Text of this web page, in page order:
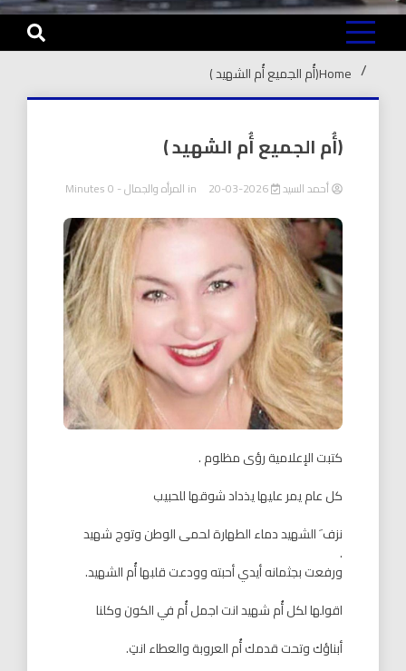
Home(أُم الجميع أُم الشهيد )
(أُم الجميع أُم الشهيد )
أحمد السيد 2026-03-20
in المرأه والجمال- 0 Minutes
كتبت الإعلامية رؤى مظلوم .
كل عام يمر عليها يذداد شوقها للحبيب
نزف َ الشهيد دماء الطهارة لحمى الوطن وتوج شهيد
.
ورفعت بجثمانه أيدي أحبته وودعت قلبها أُم الشهيد.
اقولها لكل أُم شهيد انت اجمل أُم في الكون وكلنا
أبناؤك وتحت قدمك أُم العروبة والعطاء انتِ.